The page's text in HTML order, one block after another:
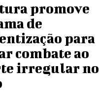
promove
de
para
combate ao
irregular no